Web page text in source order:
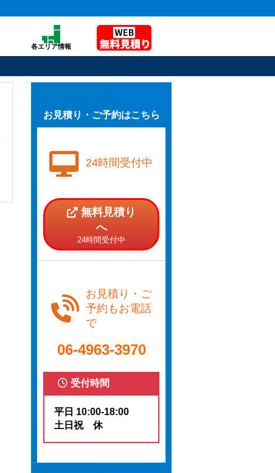
各エリア情報
お見積り・ご予約はこちら
24時間受付中
無料見積り
へ
24時間受付中
お見積り・ご
予約もお電話
で
06-4963-3970
受付時間
平日 10:00-18:00
土日祝 休